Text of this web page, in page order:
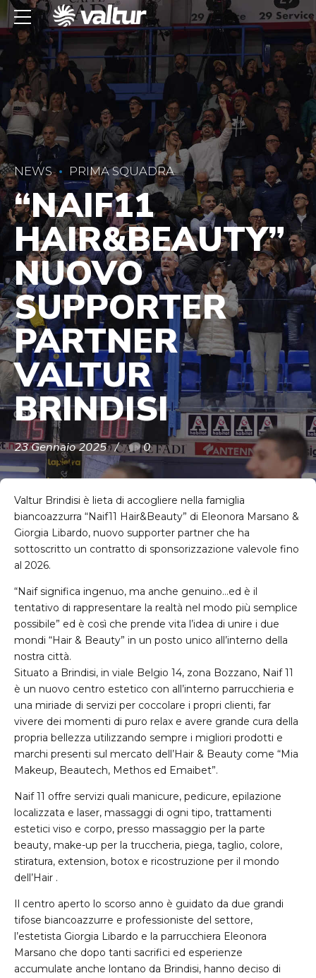
NEWS PRIMA SQUADRA
“NAIF11
HAIR&BEAUTY”
NUOVO
SUPPORTER
PARTNER
VALTUR
BRINDISI
23 Gennaio 2025 0
Valtur Brindisi è lieta di accogliere nella famiglia
biancoazzurra “Naif11 Hair&Beauty” di Eleonora Marsano &
Giorgia Libardo, nuovo supporter partner che ha
sottoscritto un contratto di sponsorizzazione valevole fino
al 2026.
“Naif significa ingenuo, ma anche genuino…ed è il
tentativo di rappresentare la realtà nel modo più semplice
possibile” ed è così che prende vita l’idea di unire i due
mondi “Hair & Beauty” in un posto unico all’interno della
nostra città.
Situato a Brindisi, in viale Belgio 14, zona Bozzano, Naif 11
è un nuovo centro estetico con all’interno parrucchieria e
una miriade di servizi per coccolare i propri clienti, far
vivere dei momenti di puro relax e avere grande cura della
propria bellezza utilizzando sempre i migliori prodotti e
marchi presenti sul mercato dell’Hair & Beauty come “Mia
Makeup, Beautech, Methos ed Emaibet”.
Naif 11 offre servizi quali manicure, pedicure, epilazione
localizzata e laser, massaggi di ogni tipo, trattamenti
estetici viso e corpo, presso massaggio per la parte
beauty, make-up per la truccheria, piega, taglio, colore,
stiratura, extension, botox e ricostruzione per il mondo
dell’Hair .
Il centro aperto lo scorso anno è guidato da due grandi
tifose biancoazzurre e professioniste del settore,
l’estetista Giorgia Libardo e la parrucchiera Eleonora
Marsano che dopo tanti sacrifici ed esperienze
accumulate anche lontano da Brindisi, hanno deciso di